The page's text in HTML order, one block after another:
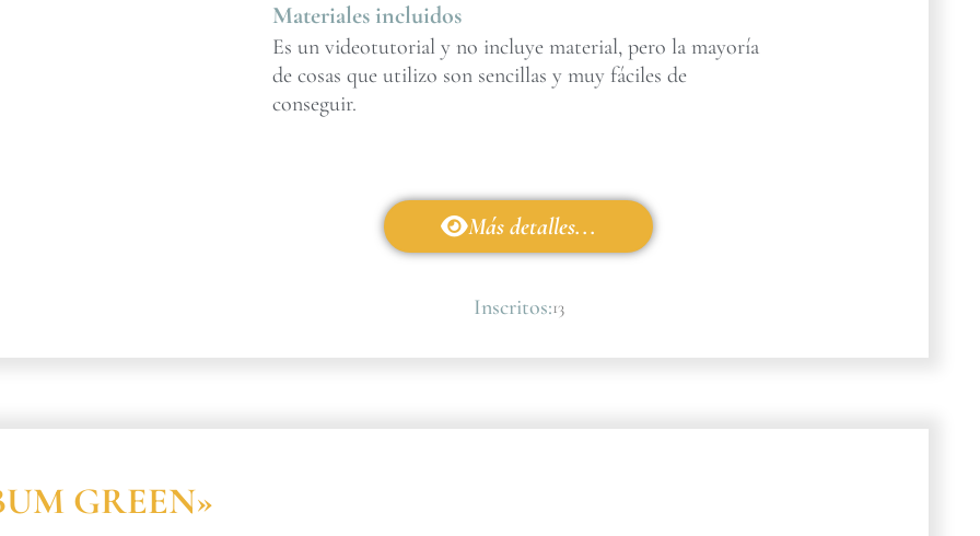
Materiales incluidos
Es un videotutorial y no incluye material, pero la mayoría
de cosas que utilizo son sencillas y muy fáciles de
conseguir.
Más detalles...
Inscritos:13
GREEN»